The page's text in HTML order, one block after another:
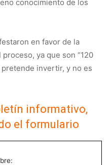
conocimiento de los
en favor de la
ya que son “120
invertir, y no es
informativo,
el formulario